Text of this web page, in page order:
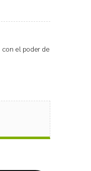
con el poder de